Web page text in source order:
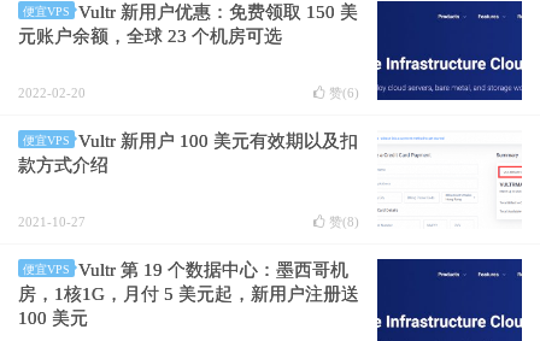
便宜VPS
Vultr 新用户优惠：免费领取 150 美
元账户余额，全球 23 个机房可选
2022-02-20 赞(6)
便宜VPS
Vultr 新用户 100 美元有效期以及扣
款方式介绍
2021-10-27 赞(8)
便宜VPS
Vultr 第 19 个数据中心：墨西哥机
房，1核1G，月付 5 美元起，新用户注册送
100 美元